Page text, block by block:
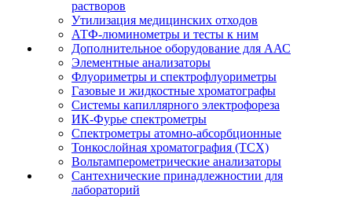
растворов
Утилизация медицинских отходов
АТФ-люминометры и тесты к ним
Дополнительное оборудование для ААС
Элементные анализаторы
Флуориметры и спектрофлуориметры
Газовые и жидкостные хроматографы
Системы капиллярного электрофореза
ИК-Фурье спектрометры
Спектрометры атомно-абсорбционные
Тонкослойная хроматография (ТСХ)
Вольтамперометрические анализаторы
Сантехнические принадлежностии для
лабораторий